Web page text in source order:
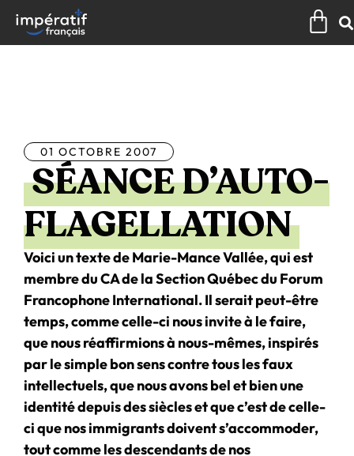
contenu
01 OCTOBRE 2007
SÉANCE D’AUTO-
FLAGELLATION
Voici un texte de Marie-Mance Vallée, qui est
membre du CA de la Section Québec du Forum
Francophone International. Il serait peut-être
temps, comme celle-ci nous invite à le faire,
que nous réaffirmions à nous-mêmes, inspirés
par le simple bon sens contre tous les faux
intellectuels, que nous avons bel et bien une
identité depuis des siècles et que c’est de celle-
ci que nos immigrants doivent s’accommoder,
tout comme les descendants de nos